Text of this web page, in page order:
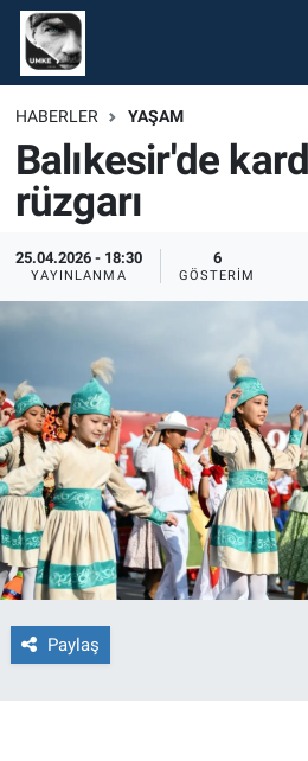
HABERLER YAŞAM
Balıkesir'de
rüzgarı
25.04.2026 - 18:30
YAYINLANMA
6
GÖSTERIM
Paylaş
Gündem
Ekonomi
Spor
Magazin
İletişim
Künye
Nöbetçi Eczaneler
Hava Durumu
Namaz Vakitleri
Trafik Durumu
Tüm Manşetler
Son Dakika Haberleri
Haber Arşivi